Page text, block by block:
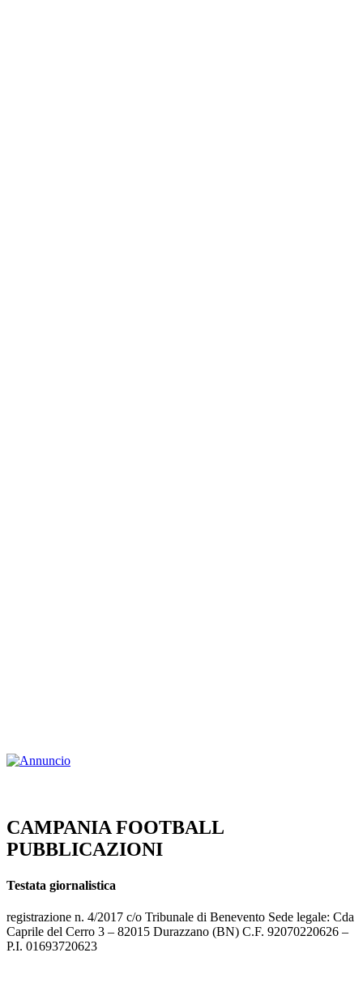
CAMPANIA FOOTBALL
PUBBLICAZIONI
Testata giornalistica
registrazione n. 4/2017 c/o Tribunale di Benevento Sede legale: Cda
Caprile del Cerro 3 – 82015 Durazzano (BN) C.F. 92070220626 –
P.I. 01693720623